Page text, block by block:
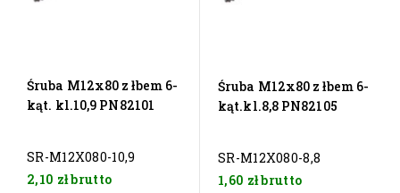
Śruba M12x80 z łbem 6-
kąt. kl.10,9 PN82101
SR-M12X080-10,9
2,10 złbrutto
Śruba M12x80 z łbem 6-
kąt.kl.8,8 PN82105
SR-M12X080-8,8
1,60 złbrutto